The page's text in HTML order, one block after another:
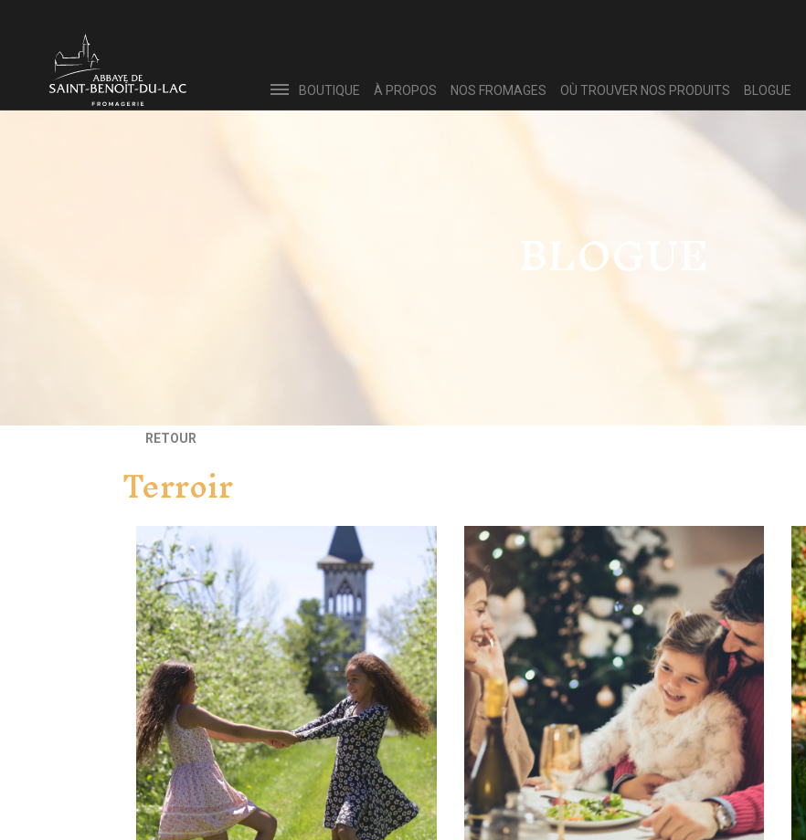
BOUTIQUE À PROPOS NOS FROMAGES OÙ TROUVER NOS PRODUITS BLOGUE
BLOGUE
RETOUR
Terroir